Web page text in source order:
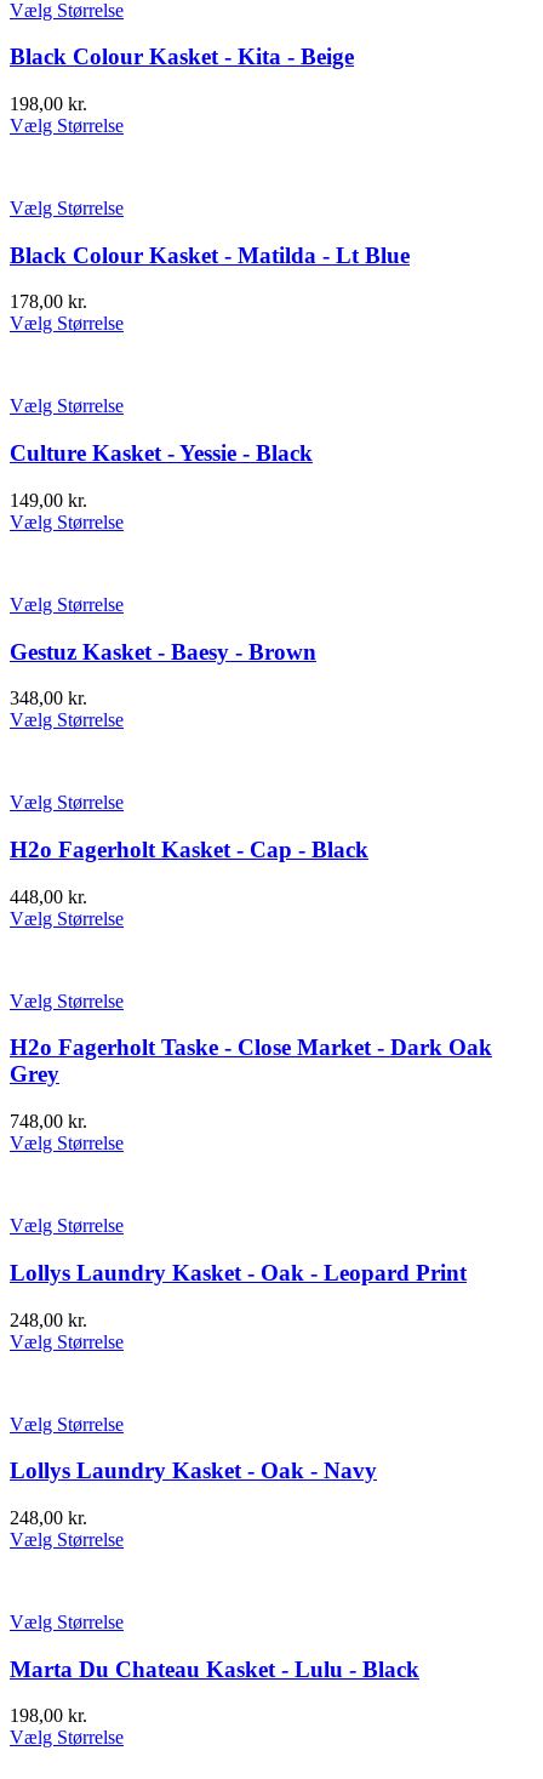
Vælg Størrelse
Black Colour Kasket - Kita - Beige
198,00 kr.
Vælg Størrelse
Vælg Størrelse
Black Colour Kasket - Matilda - Lt Blue
178,00 kr.
Vælg Størrelse
Vælg Størrelse
Culture Kasket - Yessie - Black
149,00 kr.
Vælg Størrelse
Vælg Størrelse
Gestuz Kasket - Baesy - Brown
348,00 kr.
Vælg Størrelse
Vælg Størrelse
H2o Fagerholt Kasket - Cap - Black
448,00 kr.
Vælg Størrelse
Vælg Størrelse
H2o Fagerholt Taske - Close Market - Dark Oak
Grey
748,00 kr.
Vælg Størrelse
Vælg Størrelse
Lollys Laundry Kasket - Oak - Leopard Print
248,00 kr.
Vælg Størrelse
Vælg Størrelse
Lollys Laundry Kasket - Oak - Navy
248,00 kr.
Vælg Størrelse
Vælg Størrelse
Marta Du Chateau Kasket - Lulu - Black
198,00 kr.
Vælg Størrelse